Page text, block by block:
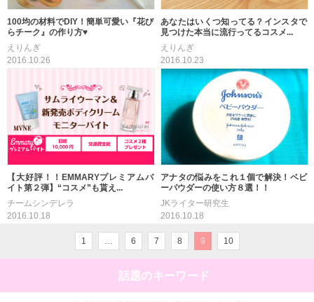
100均の材料でDIY！簡単可愛い『花び
らチーク』の作り方♥
えりんぎ
2016.10.26
あなたはいくつ知ってる？インスタで
見つけた本当に流行ってるコスメ...
えりんぎ
2016.10.23
【大好評！！EMMARYプレミアムバ
イト第２弾】“コスメ”も貰え...
チームシンデレラ
2016.10.18
アナタの悩みをこれ１個で解決！ベビ
ーパウダーの使い方８選！！
JKライター研究生
2016.10.18
1 … 6 7 8 9 10
話題のキーワード